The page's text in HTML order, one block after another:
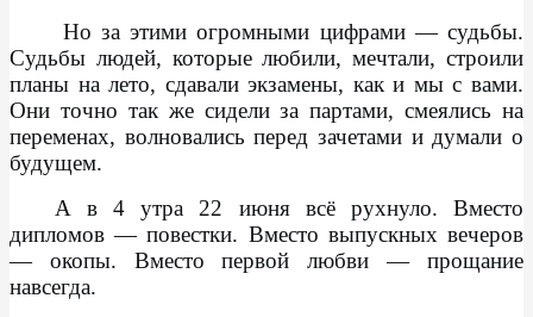
Но за этими огромными цифрами — судьбы.
Судьбы людей, которые любили, мечтали, строили
планы на лето, сдавали экзамены, как и мы с вами.
Они точно так же сидели за партами, смеялись на
переменах, волновались перед зачетами и думали о
будущем.
А в 4 утра 22 июня всё рухнуло. Вместо
дипломов — повестки. Вместо выпускных вечеров
— окопы. Вместо первой любви — прощание
навсегда.